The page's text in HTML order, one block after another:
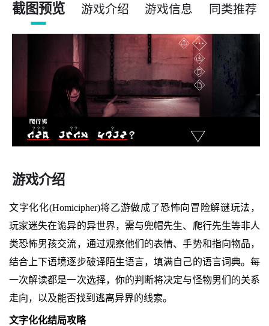
截图预览 游戏介绍 游戏信息 同类推荐
游戏介绍
文字化化(Homicipher)将乙游做成了恐怖向冒险解谜玩法，
玩家迷失在诡异的异世界，需与兜帽先生、爬行先生等非人
类恐怖男孩交流，通过观察他们的表情、手势和指向物品，
结合上下语境逐步破译陌生语言，填满自己的语言词典。每
一次解读都是一次选择，你的判断将决定与怪物男们的关系
走向，以及能否找到逃离异界的线索。
文字化化结局攻略